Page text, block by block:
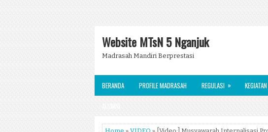
Website MTsN 5 Nganjuk
Madrasah Mandiri Berprestasi
BERANDA PROFILE MADRASAH REGULASI »
ALUMNI